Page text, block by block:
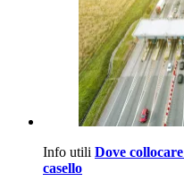
Info utili Dove
casello